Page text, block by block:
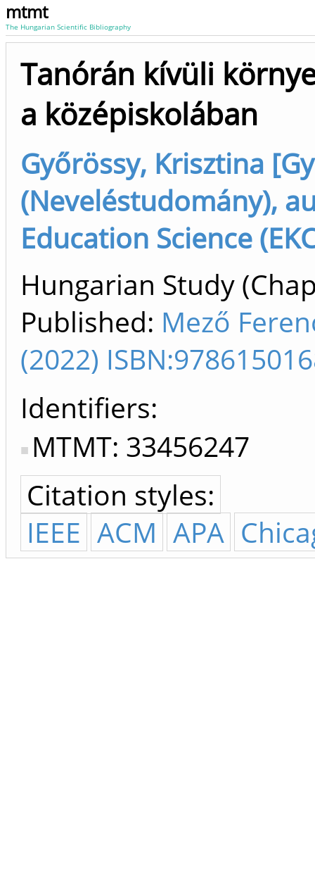
mtmt
The Hungarian Scientific Bibliography
Tanórán kívüli
a középiskolában
Győrössy, Krisztina
(Neveléstudomány),
Education Science
Hungarian Study
Published: Mező
(2022)
Identifiers
MTMT: 33456247
Citation styles:
IEEE ACM APA